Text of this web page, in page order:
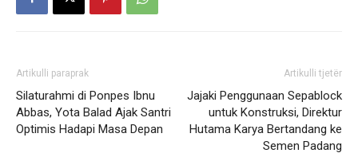
Artikulli paraprak
Silaturahmi di Ponpes Ibnu
Abbas, Yota Balad Ajak Santri
Optimis Hadapi Masa Depan
Artikulli tjetër
Jajaki Penggunaan Sepablock
untuk Konstruksi, Direktur
Hutama Karya Bertandang ke
Semen Padang